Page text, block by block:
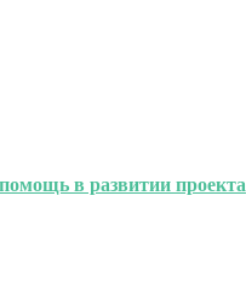
в развитии проекта